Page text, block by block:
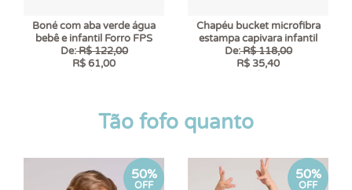
Boné com aba verde água
bebê e infantil Forro FPS
De:R$ 122,00
R$ 61,00
Chapéu bucket microfibra
estampa capivara infantil
De:R$ 118,00
R$ 35,40
Tão fofo quanto
50%
OFF
50%
OFF